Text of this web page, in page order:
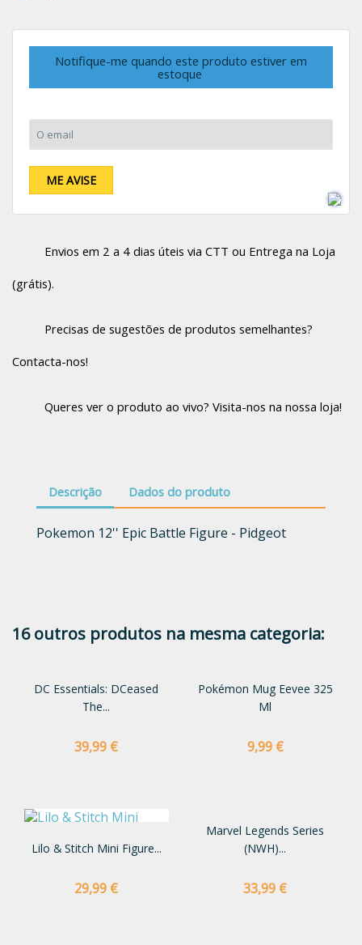
Notifique-me quando este produto estiver em
estoque
ME AVISE
Envios em 2 a 4 dias úteis via CTT ou Entrega na Loja
(grátis).
Precisas de sugestões de produtos semelhantes?
Contacta-nos!
Queres ver o produto ao vivo? Visita-nos na nossa loja!
Descrição Dados do produto
Pokemon 12'' Epic Battle Figure - Pidgeot
16 outros produtos na mesma categoria:
DC Essentials: DCeased
The...
Preço
39,99 €
Pokémon Mug Eevee 325
Ml
Preço
9,99 €
Lilo & Stitch Mini Figure...
Preço
29,99 €
Marvel Legends Series
(NWH)...
Preço
33,99 €